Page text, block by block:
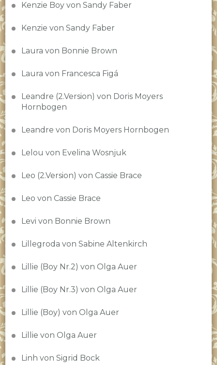
Kenzie Boy von Sandy Faber
Kenzie von Sandy Faber
Laura von Bonnie Brown
Laura von Francesca Figá
Leandre (2.Version) von Doris Moyers
Hornbogen
Leandre von Doris Moyers Hornbogen
Lelou von Evelina Wosnjuk
Leo (2.Version) von Cassie Brace
Leo von Cassie Brace
Levi von Bonnie Brown
Lillegroda von Sabine Altenkirch
Lillie (Boy Nr.2) von Olga Auer
Lillie (Boy Nr.3) von Olga Auer
Lillie (Boy) von Olga Auer
Lillie von Olga Auer
Linh von Sigrid Bock